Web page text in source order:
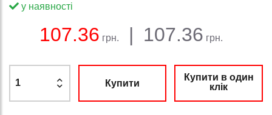
Баланс:
у наявності
107.36 грн. | 107.36 грн.
Купити
Купити в один
клік